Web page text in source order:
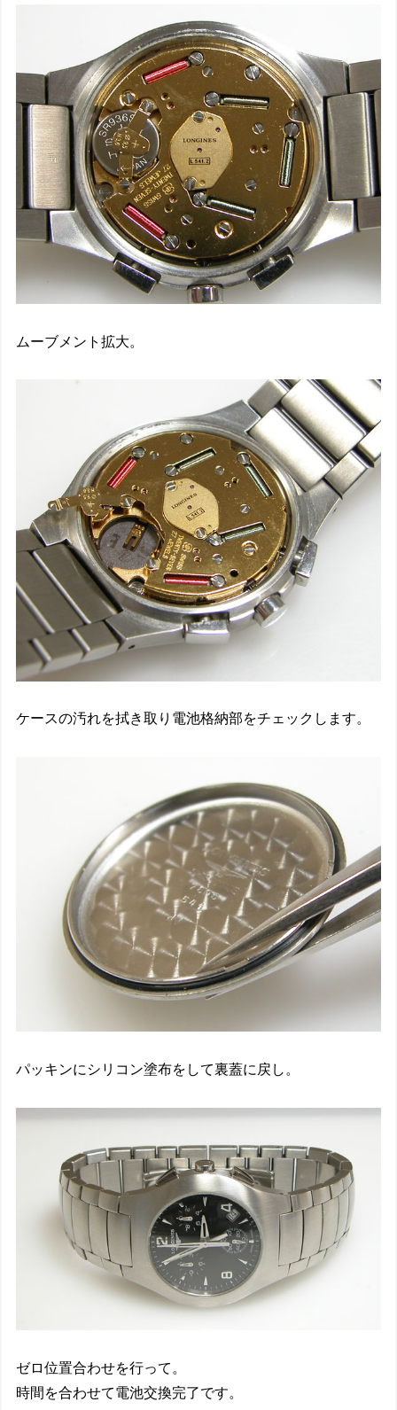
ムーブメント拡大。
ケースの汚れを拭き取り電池格納部をチェックします。
パッキンにシリコン塗布をして裏蓋に戻し。
ゼロ位置合わせを行って。
時間を合わせて電池交換完了です。